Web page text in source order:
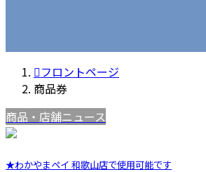
フロントページ
商品券
商品・店舗ニュース
★わかやまペイ 和歌山店で使用可能です